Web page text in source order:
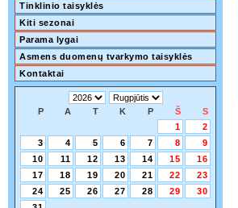
Tinklinio taisyklės
Kiti sezonai
Parama lygai
Asmens duomenų tvarkymo taisyklės
Kontaktai
P A T K P Š
S
1
2
3
4 5 6 7 8
9
10
11 12 13 14 15
16
17
18 19 20 21 22
23
24
25 26 27 28 29
30